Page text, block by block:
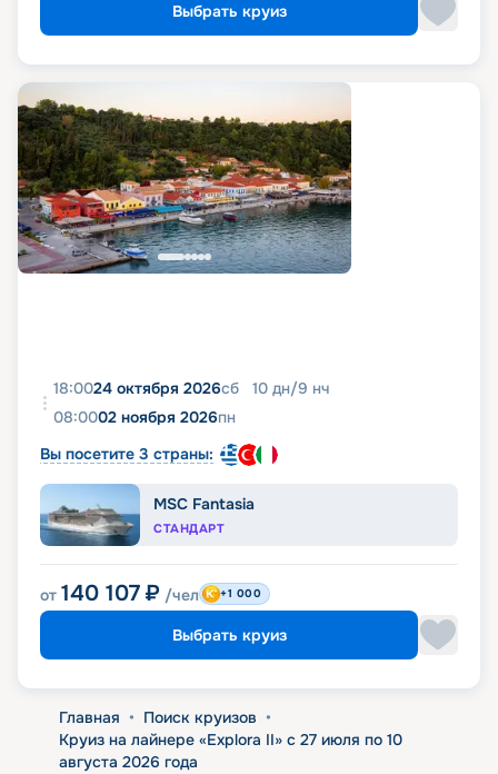
Выбрать круиз
18:0024 октября 2026сб 10 дн/9 нч
08:0002 ноября 2026пн
Вы посетите 3 страны:
MSC Fantasia
СТАНДАРТ
от 140 107 ₽ /чел +1 000
Выбрать круиз
Главная • Поиск круизов •
Круиз на лайнере «Explora II» с 27 июля по 10
августа 2026 года